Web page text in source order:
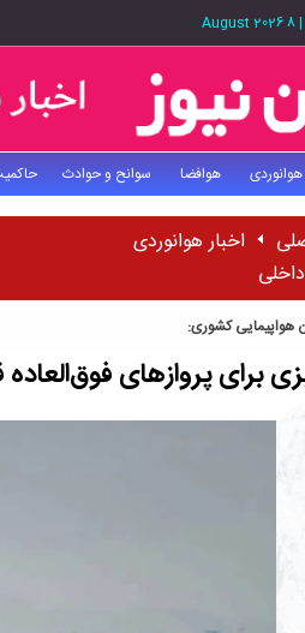
|
8 August 2026
هوانوردی هوافضا سوانح و حوادث
اخبار هوانوردی
هواپیمایی کشوری:
برای پروازهای